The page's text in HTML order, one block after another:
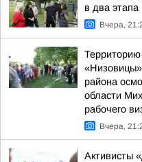
в два этапа
Вчера,
района
области
рабочего
Вчера,
Активисты